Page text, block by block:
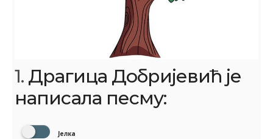
1. Драгица Добријевић је
написала песму:
Јелка